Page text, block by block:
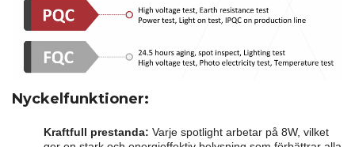
Nyckelfunktioner:
Kraftfull prestanda: Varje spotlight arbetar på 8W, vilket